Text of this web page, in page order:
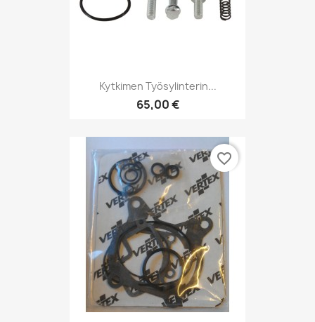
Kytkimen Työsylinterin...
65,00 €
favorite_border